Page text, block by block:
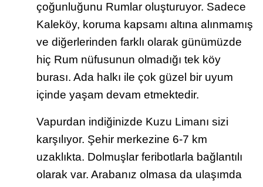
çoğunluğunu Rumlar oluşturuyor. Sa­de­ce
Ka­le­köy, ko­ru­ma kap­sa­mı al­tı­na alın­ma­mış
ve di­ğer­le­rin­den fark­lı ola­rak günümüzde
hiç Rum nüfusunun olmadığı tek köy
burası. Ada halkı ile çok güzel bir uyum
içinde yaşam devam etmektedir.
Vapurdan indiğinizde Kuzu Limanı sizi
karşılıyor. Şehir merkezine 6-7 km
uzaklıkta. Dolmuşlar feribotlarla bağlantılı
olarak var. Arabanız olmasa da ulaşımda